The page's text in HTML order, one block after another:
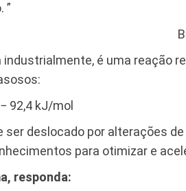
”
é uma reação
92,4 kJ/mol
ser deslocado por alterações
para otimizar e
responda: